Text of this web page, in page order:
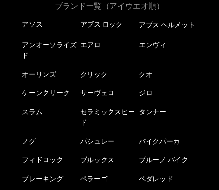
ブランド一覧（アイウエオ順）
アソス アブス ロック アブス ヘルメット
アンオーソライズ
ド
エアロ エンヴィ
オーリンズ クリック クオ
ケーンクリーク サーヴェロ ジロ
スラム
セラミックスピー
ド
タンナー
ノグ パシュレー バイクパーカ
フィドロック ブルックス ブルーノ バイク
ブレーキング ペラーゴ ペダレッド